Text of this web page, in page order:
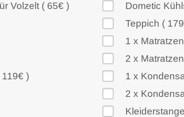
Volzelt ( 65€ )
)
Dometic
Teppich (
1 x
2 x
1 x
2 x